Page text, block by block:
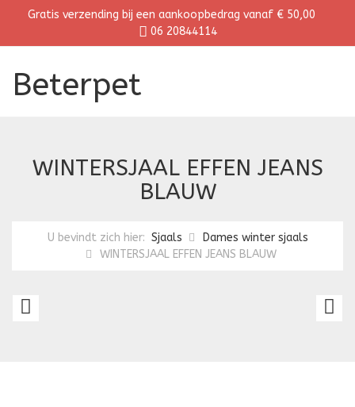
Gratis verzending bij een aankoopbedrag vanaf € 50,00
06 20844114
Beterpet
WINTERSJAAL EFFEN JEANS
BLAUW
U bevindt zich hier: Sjaals
Dames winter sjaals
WINTERSJAAL EFFEN JEANS BLAUW